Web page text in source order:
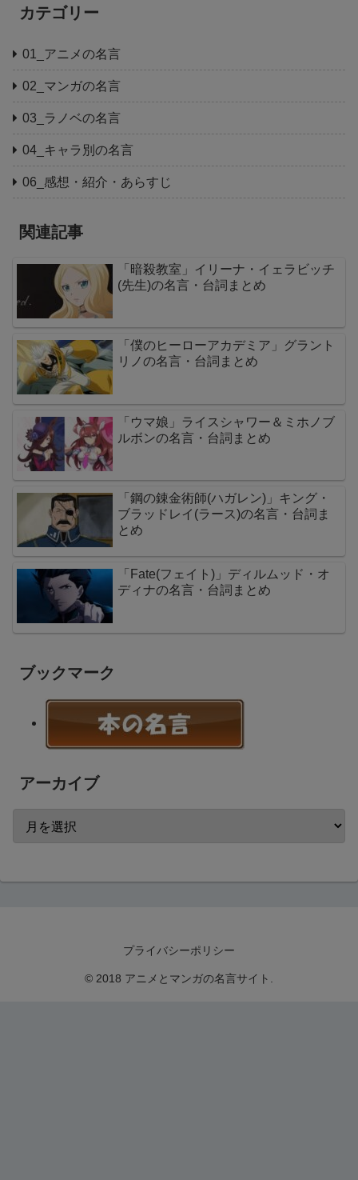
カテゴリー
01_アニメの名言
02_マンガの名言
03_ラノベの名言
04_キャラ別の名言
06_感想・紹介・あらすじ
関連記事
「暗殺教室」イリーナ・イェラビッチ
(先生)の名言・台詞まとめ
「僕のヒーローアカデミア」グラント
リノの名言・台詞まとめ
「ウマ娘」ライスシャワー＆ミホノブ
ルボンの名言・台詞まとめ
「鋼の錬金術師(ハガレン)」キング・
ブラッドレイ(ラース)の名言・台詞ま
とめ
「Fate(フェイト)」ディルムッド・オ
ディナの名言・台詞まとめ
ブックマーク
アーカイブ
プライバシーポリシー
© 2018 アニメとマンガの名言サイト.